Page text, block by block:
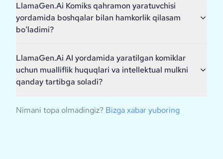
LlamaGen.Ai Komiks qahramon yaratuvchisi
yordamida boshqalar bilan hamkorlik qilasam
bo‘ladimi?
LlamaGen.Ai AI yordamida yaratilgan komiklar
uchun mualliflik huquqlari va intellektual mulkni
qanday tartibga soladi?
Nimani topa olmadingiz? Bizga xabar yuboring